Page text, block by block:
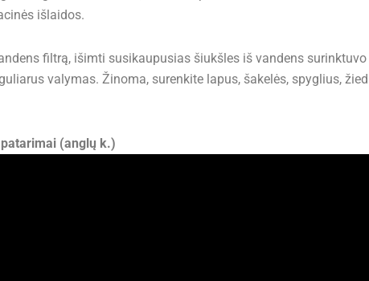
išlaidos.
filtrą, išimti susikaupusias šiukšles iš vandens surinktuvo
valymas. Žinoma, surenkite lapus, šakelės, spyglius,
(anglų k.)